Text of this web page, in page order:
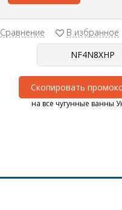
Сравнение В избранное
Скопировать
на все чугунные ванны